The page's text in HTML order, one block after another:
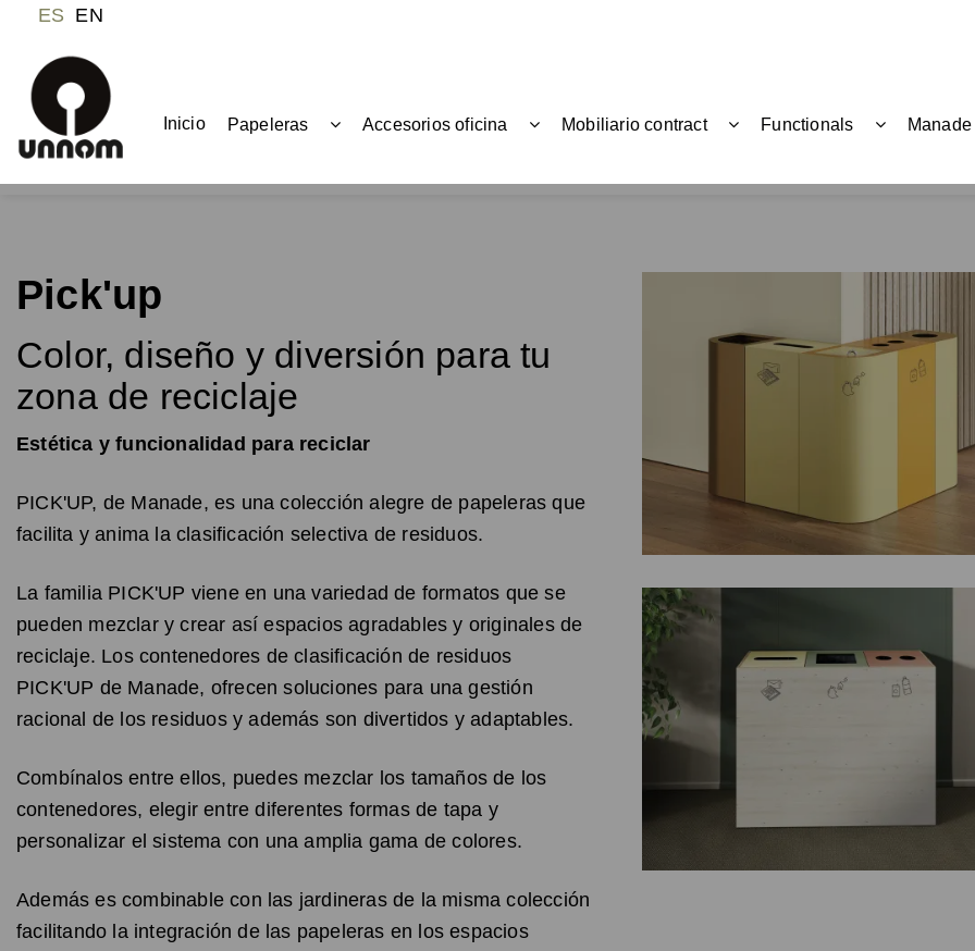
ES EN
Inicio Papeleras Accesorios oficina Mobiliario contract Functionals Manade
Pick'up
Color, diseño y diversión para tu
zona de reciclaje
Estética y funcionalidad para reciclar
PICK'UP, de Manade, es una colección alegre de papeleras que
facilita y anima la clasificación selectiva de residuos.
La familia PICK'UP viene en una variedad de formatos que se
pueden mezclar y crear así espacios agradables y originales de
reciclaje. Los contenedores de clasificación de residuos
PICK'UP de Manade, ofrecen soluciones para una gestión
racional de los residuos y además son divertidos y adaptables.
Combínalos entre ellos, puedes mezclar los tamaños de los
contenedores, elegir entre diferentes formas de tapa y
personalizar el sistema con una amplia gama de colores.
Además es combinable con las jardineras de la misma colección
facilitando la integración de las papeleras en los espacios